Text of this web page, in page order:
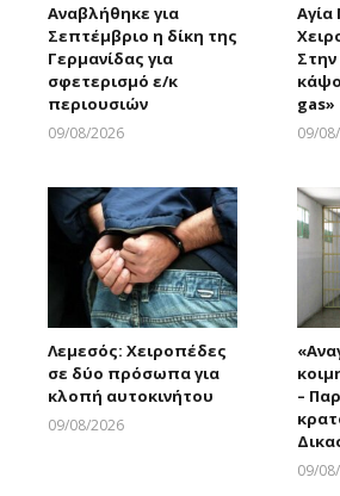
Αναβλήθηκε για
Σεπτέμβριο η δίκη της
Γερμανίδας για
σφετερισμό ε/κ
περιουσιών
09/08/2026
gas»
09/
Λεμεσός: Χειροπέδες
σε δύο πρόσωπα για
κλοπή αυτοκινήτου
09/08/2026
–
09/